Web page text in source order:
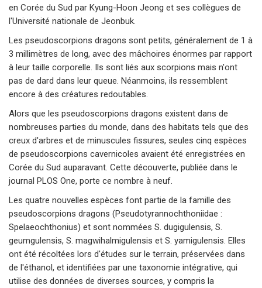
en Corée du Sud par Kyung-Hoon Jeong et ses collègues de
l'Université nationale de Jeonbuk.
Les pseudoscorpions dragons sont petits, généralement de 1 à
3 millimètres de long, avec des mâchoires énormes par rapport
à leur taille corporelle. Ils sont liés aux scorpions mais n'ont
pas de dard dans leur queue. Néanmoins, ils ressemblent
encore à des créatures redoutables.
Alors que les pseudoscorpions dragons existent dans de
nombreuses parties du monde, dans des habitats tels que des
creux d'arbres et de minuscules fissures, seules cinq espèces
de pseudoscorpions cavernicoles avaient été enregistrées en
Corée du Sud auparavant. Cette découverte, publiée dans le
journal PLOS One, porte ce nombre à neuf.
Les quatre nouvelles espèces font partie de la famille des
pseudoscorpions dragons (Pseudotyrannochthoniidae :
Spelaeochthonius) et sont nommées S. dugigulensis, S.
geumgulensis, S. magwihalmigulensis et S. yamigulensis. Elles
ont été récoltées lors d'études sur le terrain, préservées dans
de l'éthanol, et identifiées par une taxonomie intégrative, qui
utilise des données de diverses sources, y compris la